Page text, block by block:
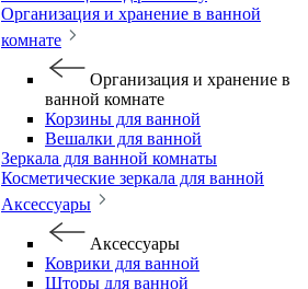
Организация и хранение в ванной
комнате
Организация и хранение в
ванной комнате
Корзины для ванной
Вешалки для ванной
Зеркала для ванной комнаты
Косметические зеркала для ванной
Аксессуары
Аксессуары
Коврики для ванной
Шторы для ванной